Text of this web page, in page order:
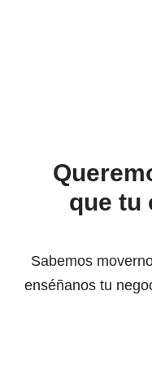
que tu
Sabemos
enséñanos tu